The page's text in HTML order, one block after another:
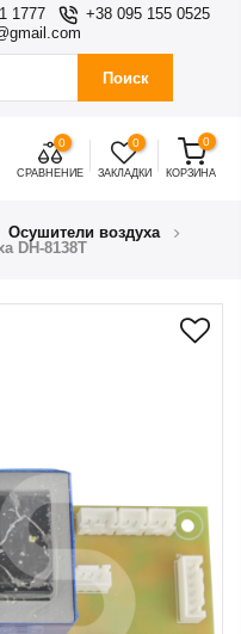
1777
+38 095 155 0525
Поиск
0
СРАВНЕНИЕ
0
ЗАКЛАДКИ
0
КОРЗИНА
Осушители воздуха
DH-8138Т